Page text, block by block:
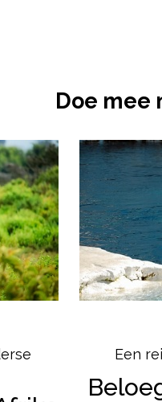
Doe mee
Een